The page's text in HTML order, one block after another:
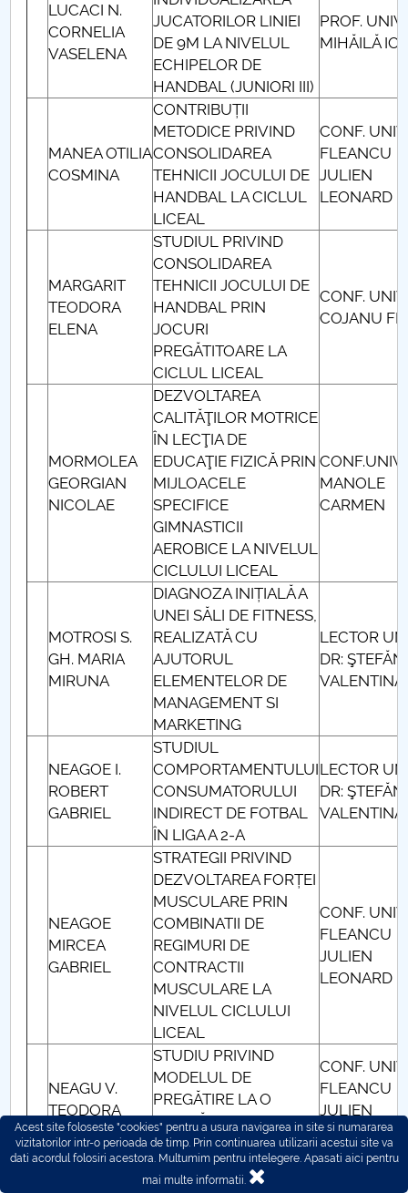
LUCACI N.
CORNELIA
VASELENA
JUCATORILOR LINIEI
DE 9M LA NIVELUL
ECHIPELOR DE
HANDBAL (JUNIORI III)
PROF.
MIHĂILĂ
MANEA OTILIA
COSMINA
CONTRIBUȚII
METODICE PRIVIND
CONSOLIDAREA
TEHNICII JOCULUI DE
HANDBAL LA CICLUL
LICEAL
CONF.
FLEANCU
JULIEN
LEONARD
MARGARIT
TEODORA
ELENA
STUDIUL PRIVIND
CONSOLIDAREA
TEHNICII JOCULUI DE
HANDBAL PRIN
JOCURI
PREGĂTITOARE LA
CICLUL LICEAL
CONF.
COJANU
MORMOLEA
GEORGIAN
NICOLAE
DEZVOLTAREA
CALITĂŢILOR MOTRICE
ÎN LECŢIA DE
EDUCAŢIE FIZICĂ PRIN
MIJLOACELE
SPECIFICE
GIMNASTICII
AEROBICE LA NIVELUL
CICLULUI LICEAL
CONF.UNIV.
MANOLE
CARMEN
MOTROSI S.
GH. MARIA
MIRUNA
DIAGNOZA INIȚIALĂ A
UNEI SĂLI DE FITNESS,
REALIZATĂ CU
AJUTORUL
ELEMENTELOR DE
MANAGEMENT SI
MARKETING
LECTOR
DR:
VALENTINA
NEAGOE I.
ROBERT
GABRIEL
STUDIUL
COMPORTAMENTULUI
CONSUMATORULUI
INDIRECT DE FOTBAL
ÎN LIGA A 2-A
LECTOR
DR:
VALENTINA
NEAGOE
MIRCEA
GABRIEL
STRATEGII PRIVIND
DEZVOLTAREA FORȚEI
MUSCULARE PRIN
COMBINATII DE
REGIMURI DE
CONTRACTII
MUSCULARE LA
NIVELUL CICLULUI
LICEAL
CONF.
FLEANCU
JULIEN
LEONARD
NEAGU V.
TEODORA
STUDIU PRIVIND
MODELUL DE
PREGĂTIRE LA O
ECHIPĂ DE BASCHET
AVANSAŢI
CONF.
FLEANCU
JULIEN
LEONARD
STUDIU PRIVIND
INVATAREA TEHNICII
Acest site foloseste "cookies" pentru a usura navigarea in site si numararea
vizitatorilor intr-o perioada de timp. Prin continuarea utilizarii acestui site va
dati acordul folosiri acestora. Multumim pentru intelegere. Apasati aici pentru
mai multe informatii.